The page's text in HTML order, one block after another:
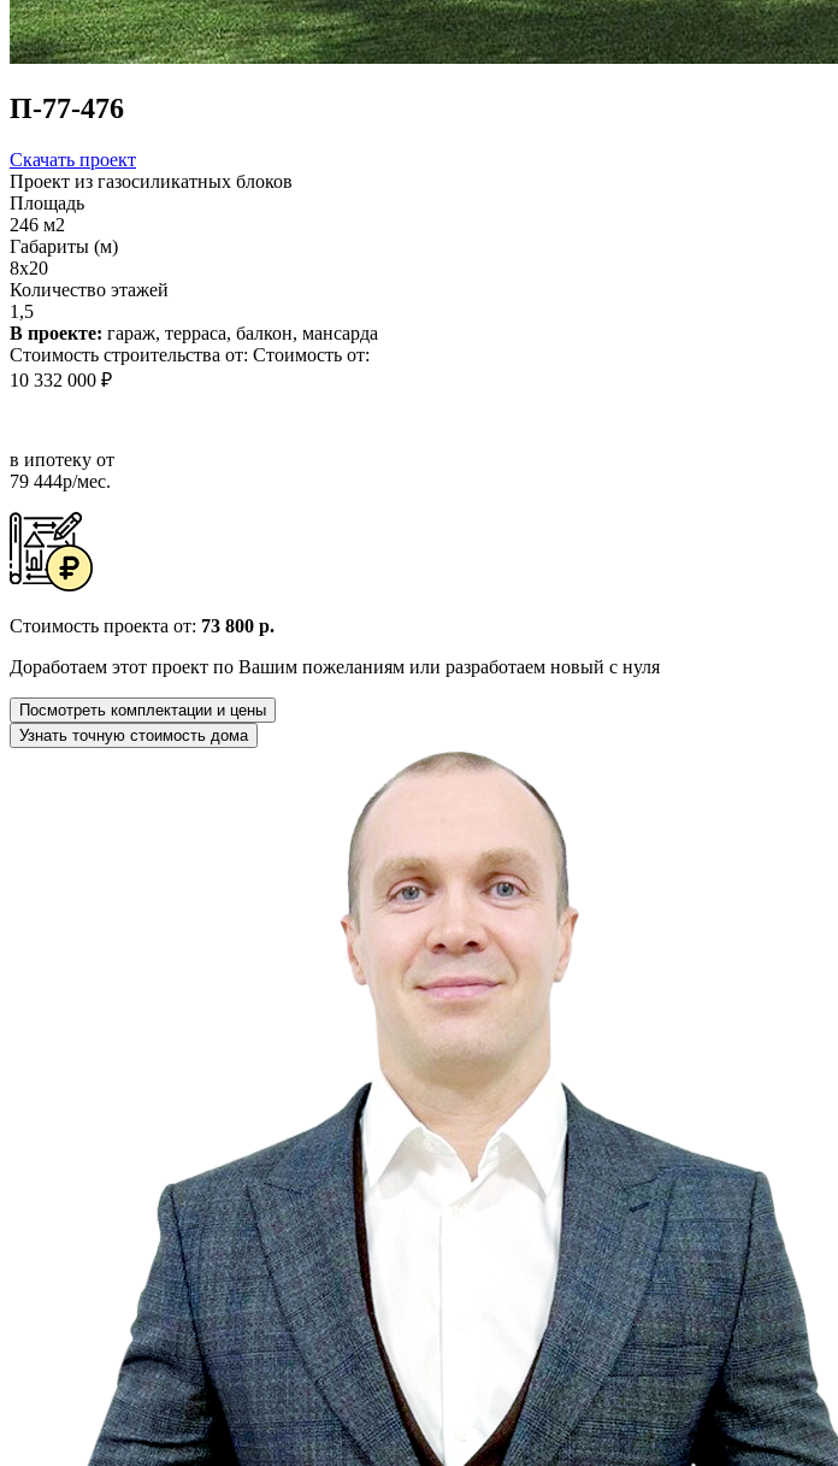
П-77-476
Скачать проект
Проект из газосиликатных блоков
Площадь
246 м2
Габариты (м)
8х20
Количество этажей
1,5
В проекте: гараж, терраса, балкон, мансарда
Стоимость строительства от: Стоимость от:
10 332 000 ₽
в ипотеку от
79 444р/мес.
Стоимость проекта от: 73 800 р.
Доработаем этот проект по Вашим пожеланиям или разработаем новый с нуля
Посмотреть комплектации и цены
Узнать точную стоимость дома